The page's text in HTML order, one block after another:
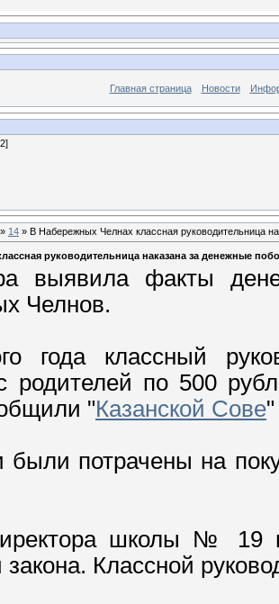
Главная страница Новости
» 14 » В Набережных Челнах классная руководительница
руководительница наказана за денежные
выявила факты
Челнов.
года классный
родителей по 500
"Казанской Сове
были потрачены на
школы № 19
Классной